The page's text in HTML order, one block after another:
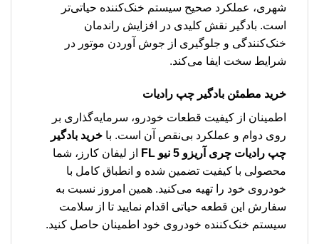
شهری، عملکرد صحیح سیستم خنک‌کننده حیاتی‌تر
است. بادگیر نقش کلیدی در افزایش راندمان
خنک‌کنندگی و جلوگیری از جوش آوردن موتور در
شرایط سخت ایفا می‌کند.
خرید مطمئن بادگیر چپ رادیات
اطمینان از کیفیت قطعات خودرو، سرمایه‌گذاری بر
روی دوام و عملکرد بی‌نقص آن است. با خرید بادگیر
چپ رادیات چری آریزو 5 نیو FL
از لیفان کارز، شما
محصولی با کیفیت تضمین شده و انطباق کامل با
خودروی خود را تهیه می‌کنید. همین امروز نسبت به
سفارش این قطعه حیاتی اقدام نمایید تا از سلامت
سیستم خنک‌کننده خودروی خود اطمینان حاصل کنید.